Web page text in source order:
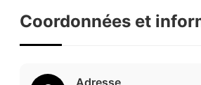
Coordonnées et
Adresse